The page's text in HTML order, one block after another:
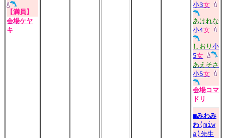
【満員】
会場ケヤ
キ
小3女
あけれな
小4女
しおり 小
5女
あえそさ
小5女
会場コマ
ドリ
■みわみ
わ(miw
a)先生